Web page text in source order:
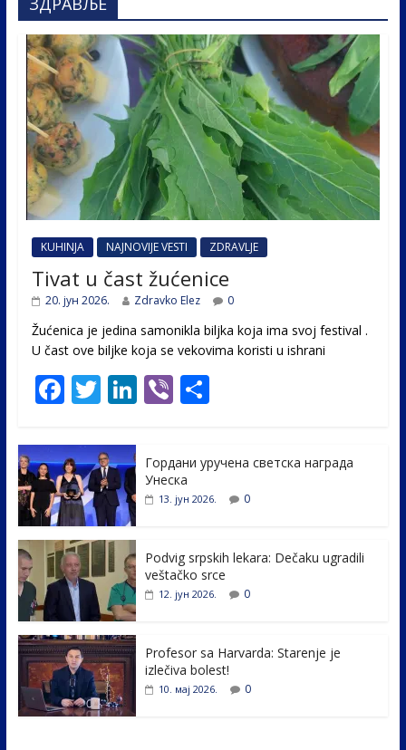
KUHINJA NAJNOVIJE VESTI ZDRAVLJE
Tivat u čast žućenice
20. јун 2026. Zdravko Elez 0
Žućenica je jedina samonikla biljka koja ima svoj festival .
U čast ovе biljke koja se vekovima koristi u ishrani
F
e
b
o
o
k
T
itt
er
Li
e
dI
Vi S
e
Гордани уручена светска награда
Унеска
13. јун 2026. 0
Podvig srpskih lekara: Dečaku ugradili
veštačko srce
12. јун 2026. 0
Profesor sa Harvarda: Starenje je
izlečiva bolest!
10. мај 2026. 0